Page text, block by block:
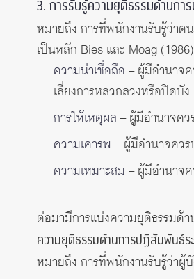
3. การรับรู้ความยุติธรรมด้านก
หมายถึง การที่พนักงานรับรู้ว่าต
เป็นหลัก Bies และ Moag
ความน่าเชื่อถือ – ผู้มีอำนาจ
เลี่ยงการหลวกลวงหรือปิดบัง
การให้เหตุผล – ผู้มีอำนาจค
ความเคารพ – ผู้มีอำนาจคว
ความเหมาะสม – ผู้มีอำนาจ
ต่อมามีการแบ่งความยุติธรรมด้
ความยุติธรรมด้านการปฏิสัมพันธ์
หมายถึง การที่พนักงานรับรู้ว่าผู้